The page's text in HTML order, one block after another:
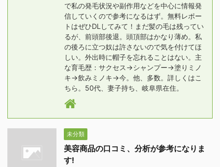
で私の発毛状況や副作用などを中心に情報発
信していくので参考になるはず。無料レポー
トはぜひDLしてみて！まだ髪の毛は残ってい
るが、前頭部後退。頭頂部はかなり薄め。私
の後ろに立つ奴は許さないので気を付けてほ
しい。外出時に帽子を忘れることはない。主
な育毛歴：サクセス→シャンプー→塗りミノ
キ→飲みミノキ→今。他、多数。詳しくはこ
ちら。50代、妻子持ち、岐阜県在住。
未分類
美容商品の口コミ、分析が参考になりま
す!